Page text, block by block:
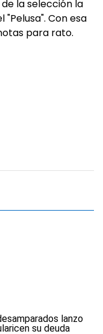
la selección la
Con esa
para rato.